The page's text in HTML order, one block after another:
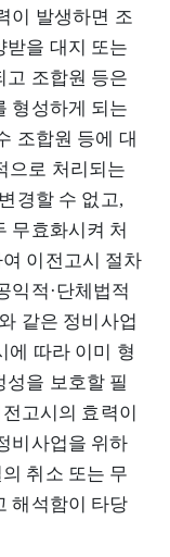
이 발생하면 조
받을 대지 또는
고 조합원 등은
형성하게 되는
조합원 등에 대
으로 처리되는
경할 수 없고,
무효화시켜 처
이전고시 절차
익적·단체법적
같은 정비사업
에 따라 이미 형
을 보호할 필
고시의 효력이
비사업을 위하
취소 또는 무
해석함이 타당